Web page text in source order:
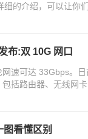
的介绍，可以让你
布:双 10G 网口
速可达 33Gbps。
括路由器、无线网
看懂区别